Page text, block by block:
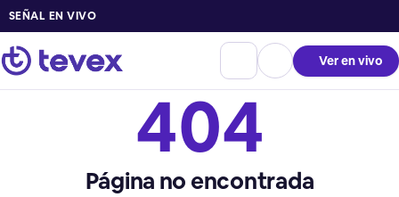
SEÑAL EN VIVO
Ver en vivo
404
Página no encontrada